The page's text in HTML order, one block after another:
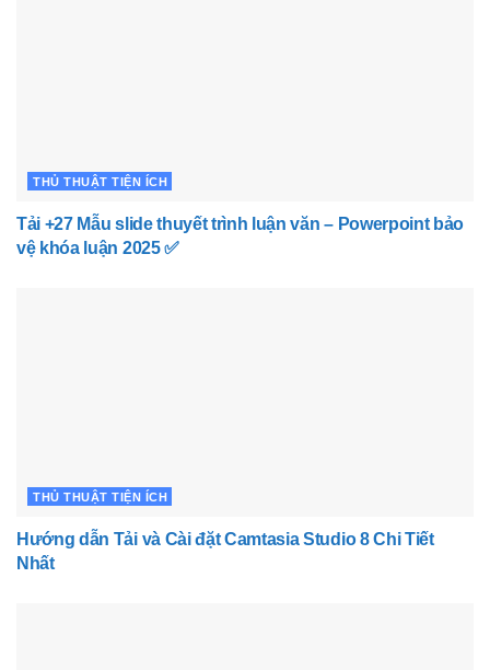
THỦ THUẬT TIỆN ÍCH
Tải +27 Mẫu slide thuyết trình luận văn – Powerpoint bảo
vệ khóa luận 2025 ✅
THỦ THUẬT TIỆN ÍCH
Hướng dẫn Tải và Cài đặt Camtasia Studio 8 Chi Tiết
Nhất